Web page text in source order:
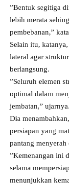
”Bentuk segitiga
lebih merata
pembebanan,”
Selain itu,
lateral agar
berlangsung.
”Seluruh elemen
optimal dalam
jembatan,” ujarnya.
Dia
persiapan yang
pantang
”Kemenangan ini
selama
menunjukkan